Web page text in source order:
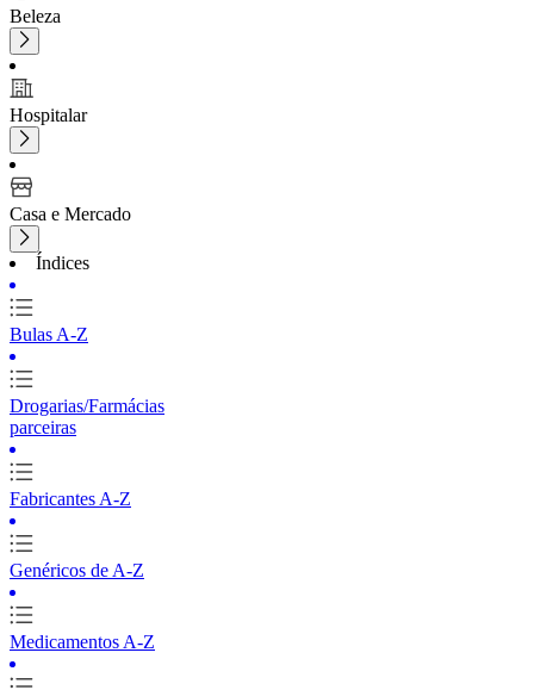
Beleza
Hospitalar
Casa e Mercado
Índices
Bulas A-Z
Drogarias/Farmácias
parceiras
Fabricantes A-Z
Genéricos de A-Z
Medicamentos A-Z